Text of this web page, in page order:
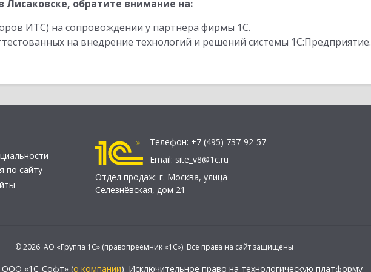
обратите внимание на:
ИТС) на сопровождении у партнера фирмы 1С.
на внедрение технологий и решений системы 1С:Предприятие.
по сайту
Телефон: +7 (495) 737-92-57
Email: site_v8@1c.ru
Отдел продаж: г. Москва, улица
Селезнёвская, дом 21
© 2026 АО «Группа 1С» (правопреемник «1С»). Все права на сайт защищены
ООО «1С-Софт» (о компании). Исключительное право на технологическую платформу